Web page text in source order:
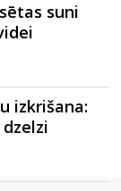
suni
izkrišana: